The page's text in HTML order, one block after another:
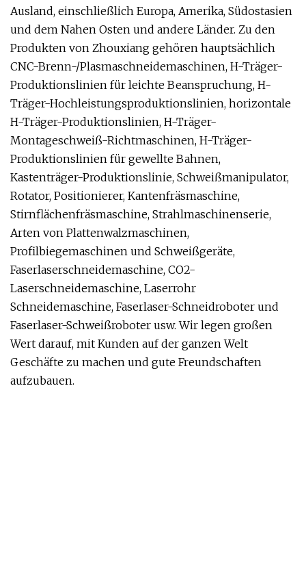
Ausland, einschließlich Europa, Amerika, Südostasien
und dem Nahen Osten und andere Länder. Zu den
Produkten von Zhouxiang gehören hauptsächlich
CNC-Brenn-/Plasmaschneidemaschinen, H-Träger-
Produktionslinien für leichte Beanspruchung, H-
Träger-Hochleistungsproduktionslinien, horizontale
H-Träger-Produktionslinien, H-Träger-
Montageschweiß-Richtmaschinen, H-Träger-
Produktionslinien für gewellte Bahnen,
Kastenträger-Produktionslinie, Schweißmanipulator,
Rotator, Positionierer, Kantenfräsmaschine,
Stirnflächenfräsmaschine, Strahlmaschinenserie,
Arten von Plattenwalzmaschinen,
Profilbiegemaschinen und Schweißgeräte,
Faserlaserschneidemaschine, CO2-
Laserschneidemaschine, Laserrohr
Schneidemaschine, Faserlaser-Schneidroboter und
Faserlaser-Schweißroboter usw. Wir legen großen
Wert darauf, mit Kunden auf der ganzen Welt
Geschäfte zu machen und gute Freundschaften
aufzubauen.